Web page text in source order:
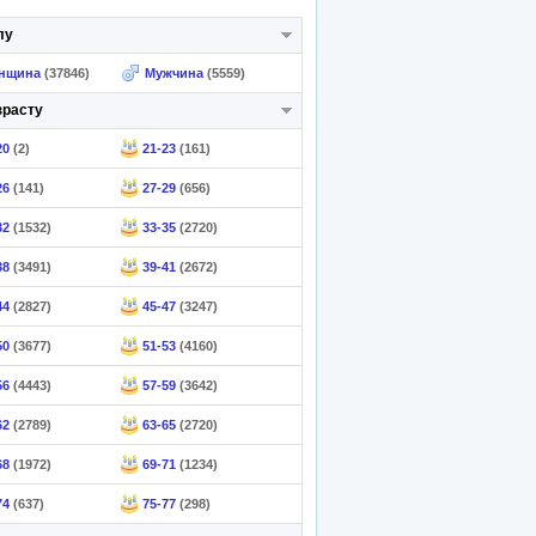
(37846) Мужчина (5559)
(2) 21-23 (161)
(141) 27-29 (656)
(1532) 33-35 (2720)
(3491) 39-41 (2672)
(2827) 45-47 (3247)
(3677) 51-53 (4160)
(4443) 57-59 (3642)
(2789) 63-65 (2720)
(1972) 69-71 (1234)
(637) 75-77 (298)